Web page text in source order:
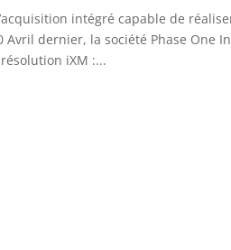
intégré capable de
Avril dernier, la société Phase One
iXM :...